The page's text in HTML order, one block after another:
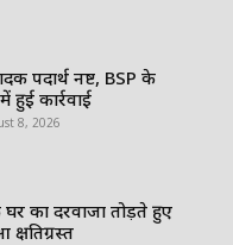
पदार्थ नष्ट, BSP के
हुई कार्रवाई
8, 2026
का दरवाजा तोड़ते हुए